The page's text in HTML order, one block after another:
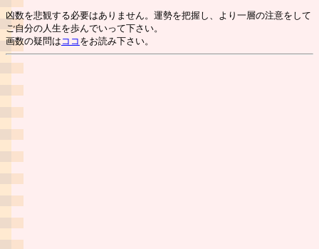
凶数を悲観する必要はありません。運勢を把握し、より一層の注意をして
ご自分の人生を歩んでいって下さい。
画数の疑問は ココ をお読み下さい。